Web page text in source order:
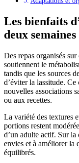
Les bienfaits
deux semaines
Des repas organisés
soutiennent le
tandis que les sources
d’éviter la lassitude.
nouvelles associations
ou aux recettes.
La variété des textures
portions restent
d’un adulte actif. Sur
envies et à améliorer la
équilibrés.